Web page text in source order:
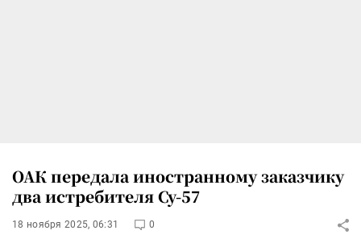
ОАК передала иностранному заказчику
два истребителя Су-57
18 ноября 2025, 06:31 0